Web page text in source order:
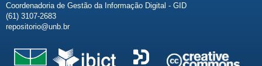
Coordenadoria de Gestão da Informação Digital - GID
(61) 3107-2683
repositorio@unb.br